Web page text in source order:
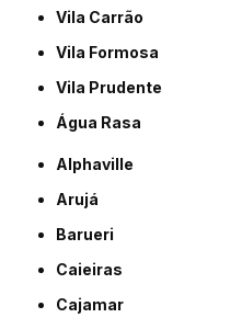
Vila Carrão
Vila Formosa
Vila Prudente
Água Rasa
Alphaville
Arujá
Barueri
Caieiras
Cajamar